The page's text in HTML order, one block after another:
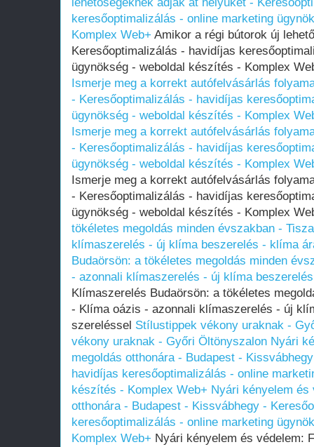
keresőoptimalizálás - online marketing
Komplex Web+ Amikor a régi bútorok új
Keresőoptimalizálás - havidíjas
ügynökség - weboldal készítés - Komplex
Ismerje meg a korrekt autófelvásárlás
- Keresőoptimalizálás - havidíjas
ügynökség - weboldal készítés - Komplex
Ismerje meg a korrekt autófelvásárlás
- Keresőoptimalizálás - havidíjas
ügynökség - weboldal készítés - Komplex
Ismerje meg a korrekt autófelvásárlás
- Keresőoptimalizálás - havidíjas
ügynökség - weboldal készítés - Komplex
tökéletes megoldás minden évszakban -
klímaszerelés - új klíma beszerelés - klíma
Budaörsön: a tökéletes megoldás minden
- azonnali klímaszerelés - új klíma
Klímaszerelés Budaörsön: a tökéletes
- Klíma oázis - azonnali klímaszerelés - új
szereléssel Stílustippek vékony uraknak -
vékony uraknak - Győri Öltönyszalon Nyári
megoldás otthonára - Budapest -
havidíjas keresőoptimalizálás - online
készítés - Komplex Web+ Nyári kényelem és
otthonára - Budapest - Kissvábhegy -
keresőoptimalizálás - online marketing
Komplex Web+ Nyári kényelem és védelem: